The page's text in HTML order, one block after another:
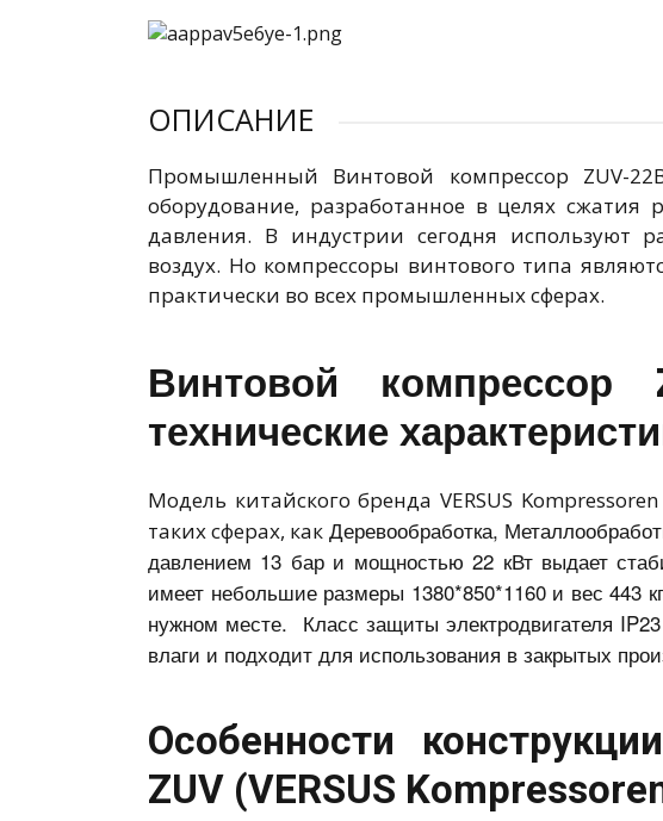
ОПИСАНИЕ
Промышленный Винтовой компрессор ZUV-
оборудование, разработанное в целях сжатия
давления. В индустрии сегодня используют
воздух. Но компрессоры винтового типа
практически во всех промышленных сферах.
Винтовой
технические
Модель китайского бренда VERSUS
таких сферах, как Деревообработка,
давлением 13 бар и мощностью 22 кВт выдает
имеет небольшие размеры 1380*850*1160 и вес 443
нужном месте. Класс защиты электродвигателя
влаги и подходит для использования в закрытых
Особенности
ZUV (VERSUS